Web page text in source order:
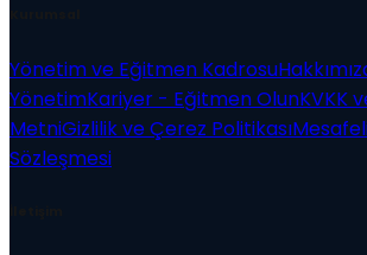
Yönetim ve Eğitmen Kadrosu
YönetimKariyer - Eğitmen OlunKVKK
MetniGizlilik ve Çerez Politikası
Sözleşmesi